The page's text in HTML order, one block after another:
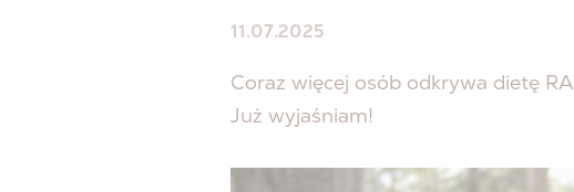
11.07.2025
Coraz więcej osób odkrywa dietę
Już wyjaśniam!